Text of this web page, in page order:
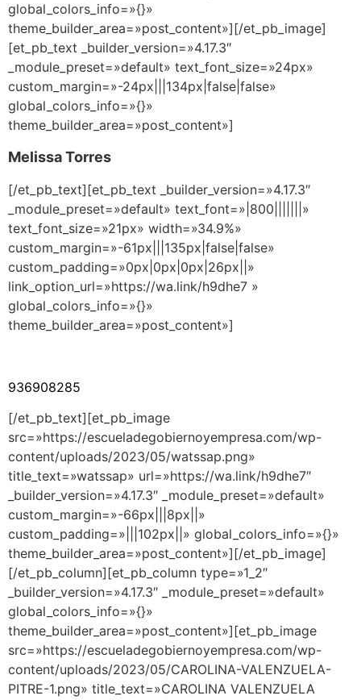
global_colors_info=»{}»
theme_builder_area=»post_content»][/et_pb_image]
[et_pb_text _builder_version=»4.17.3″
_module_preset=»default» text_font_size=»24px»
custom_margin=»-24px|||134px|false|false»
global_colors_info=»{}»
theme_builder_area=»post_content»]
Melissa Torres
[/et_pb_text][et_pb_text _builder_version=»4.17.3″
_module_preset=»default» text_font=»|800|||||||»
text_font_size=»21px» width=»34.9%»
custom_margin=»-61px|||135px|false|false»
custom_padding=»0px|0px|0px|26px||»
link_option_url=»https://wa.link/h9dhe7 »
global_colors_info=»{}»
theme_builder_area=»post_content»]
936908285
[/et_pb_text][et_pb_image
src=»https://escueladegobiernoyempresa.com/wp-
content/uploads/2023/05/watssap.png»
title_text=»watssap» url=»https://wa.link/h9dhe7″
_builder_version=»4.17.3″ _module_preset=»default»
custom_margin=»-66px|||8px||»
custom_padding=»|||102px||» global_colors_info=»{}»
theme_builder_area=»post_content»][/et_pb_image]
[/et_pb_column][et_pb_column type=»1_2″
_builder_version=»4.17.3″ _module_preset=»default»
global_colors_info=»{}»
theme_builder_area=»post_content»][et_pb_image
src=»https://escueladegobiernoyempresa.com/wp-
content/uploads/2023/05/CAROLINA-VALENZUELA-
PITRE-1.png» title_text=»CAROLINA VALENZUELA